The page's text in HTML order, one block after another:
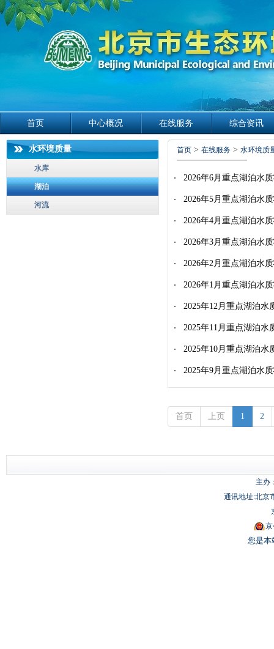
首页 中心概况 在线服务 综合资讯
水环境质量
水库
湖泊
河流
首页 > 在线服务 > 水环境质
2026年6月重点湖泊水
2026年5月重点湖泊水
2026年4月重点湖泊水
2026年3月重点湖泊水
2026年2月重点湖泊水
2026年1月重点湖泊水
2025年12月重点湖泊水
2025年11月重点湖泊水
2025年10月重点湖泊水
2025年9月重点湖泊水
首页 上页 1 2
主办
通讯地址:北京
京
您是本